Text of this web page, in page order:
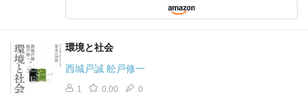
環境と社会
西城戸誠 舩戸修一
1 0.00 0